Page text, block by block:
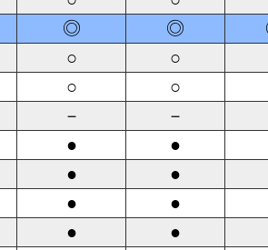
◎ ◎
○ ○
○ ○
－ －
● ●
● ●
● ●
● ●